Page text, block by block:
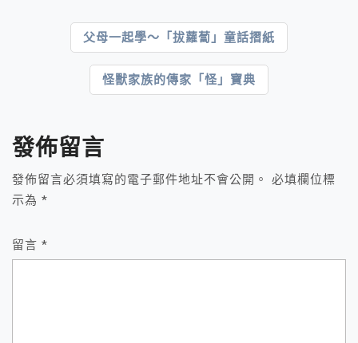
覽
父母一起學～「拔蘿蔔」童話摺紙
怪獸家族的傳家「怪」寶典
發佈留言
發佈留言必須填寫的電子郵件地址不會公開。
必填欄位標
示為 *
留言 *